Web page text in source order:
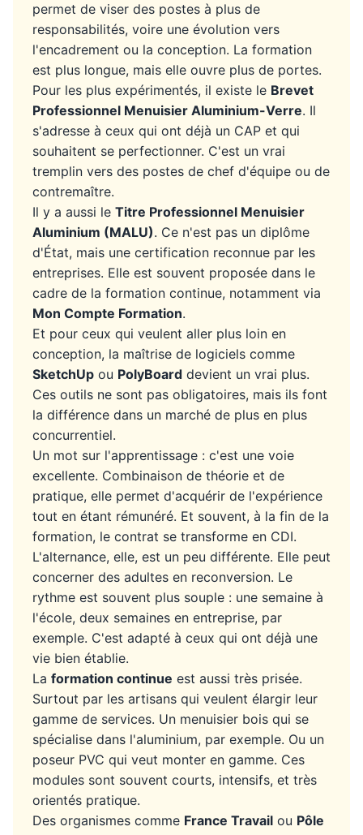
permet de viser des postes à plus de
responsabilités, voire une évolution vers
l'encadrement ou la conception. La formation
est plus longue, mais elle ouvre plus de portes.
Pour les plus expérimentés, il existe le Brevet
Professionnel Menuisier Aluminium-Verre. Il
s'adresse à ceux qui ont déjà un CAP et qui
souhaitent se perfectionner. C'est un vrai
tremplin vers des postes de chef d'équipe ou de
contremaître.
Il y a aussi le Titre Professionnel Menuisier
Aluminium (MALU). Ce n'est pas un diplôme
d'État, mais une certification reconnue par les
entreprises. Elle est souvent proposée dans le
cadre de la formation continue, notamment via
Mon Compte Formation.
Et pour ceux qui veulent aller plus loin en
conception, la maîtrise de logiciels comme
SketchUp ou PolyBoard devient un vrai plus.
Ces outils ne sont pas obligatoires, mais ils font
la différence dans un marché de plus en plus
concurrentiel.
Un mot sur l'apprentissage : c'est une voie
excellente. Combinaison de théorie et de
pratique, elle permet d'acquérir de l'expérience
tout en étant rémunéré. Et souvent, à la fin de la
formation, le contrat se transforme en CDI.
L'alternance, elle, est un peu différente. Elle peut
concerner des adultes en reconversion. Le
rythme est souvent plus souple : une semaine à
l'école, deux semaines en entreprise, par
exemple. C'est adapté à ceux qui ont déjà une
vie bien établie.
La formation continue est aussi très prisée.
Surtout par les artisans qui veulent élargir leur
gamme de services. Un menuisier bois qui se
spécialise dans l'aluminium, par exemple. Ou un
poseur PVC qui veut monter en gamme. Ces
modules sont souvent courts, intensifs, et très
orientés pratique.
Des organismes comme France Travail ou Pôle